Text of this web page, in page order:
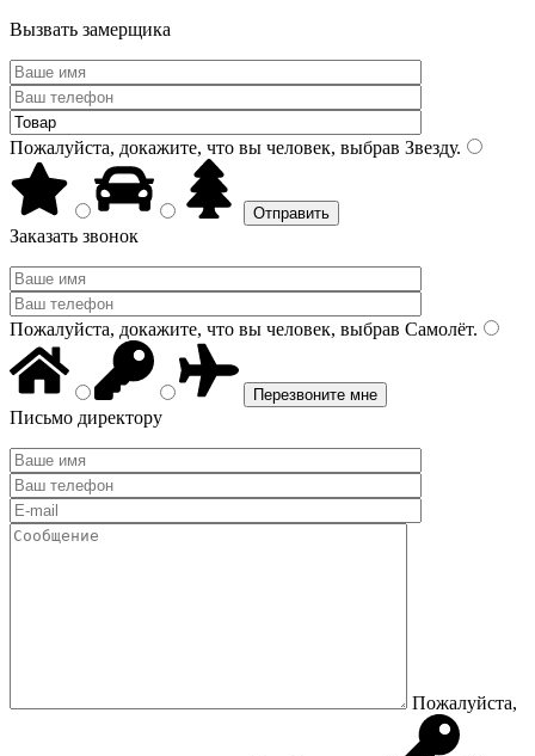
Вызвать замерщика
Пожалуйста, докажите, что вы человек, выбрав Звезду.
Заказать звонок
Пожалуйста, докажите, что вы человек, выбрав Самолёт.
Письмо директору
Пожалуйста,